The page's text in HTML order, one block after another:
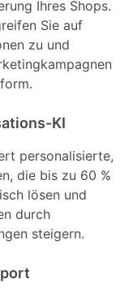
Ihres Shops.
Sie auf
zu und
KI
personalisierte,
die bis zu 60 %
lösen und
durch
steigern.